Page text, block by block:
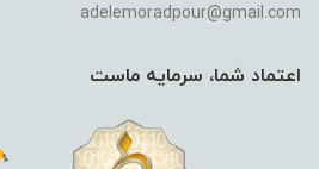
adelemoradpour@gmail.com
اعتماد شما، سرمایه ماست